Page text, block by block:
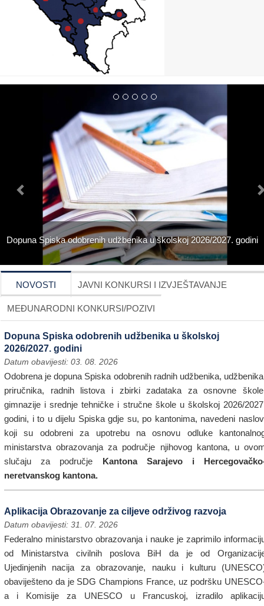
Dopuna Spiska odobrenih udžbenika u školskoj 2026/2027. godini
NOVOSTI JAVNI KONKURSI I IZVJEŠTAVANJE
MEĐUNARODNI KONKURSI/POZIVI
Dopuna Spiska odobrenih udžbenika u školskoj
2026/2027. godini
Datum obavijesti: 03. 08. 2026
Odobrena je dopuna Spiska odobrenih radnih udžbenika,
priručnika, radnih listova i zbirki zadataka za osnovne
gimnazije i srednje tehničke i stručne škole u školskoj 2026/
godini, i to u dijelu Spiska gdje su, po kantonima, navedeni
koji su odobreni za upotrebu na osnovu odluke
ministarstva obrazovanja za područje njihovog kantona, u
slučaju za područje Kantona Sarajevo i
neretvanskog kantona.
Aplikacija Obrazovanje za ciljeve održivog razvoja
Datum obavijesti: 31. 07. 2026
Federalno ministarstvo obrazovanja i nauke je zaprimilo
od Ministarstva civilnih poslova BiH da je od
Ujedinjenih nacija za obrazovanje, nauku i kulturu
obaviješteno da je SDG Champions France, uz podršku
a i Komisije za UNESCO u Francuskoj, izradilo